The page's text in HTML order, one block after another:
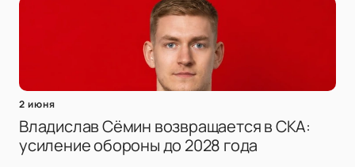
2 июня
Владислав Сёмин возвращается в СКА:
усиление обороны до 2028 года